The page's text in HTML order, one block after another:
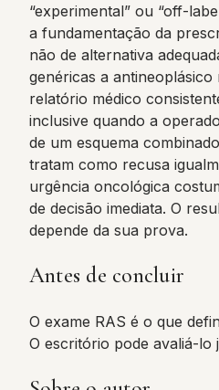
“experimental” ou “off-
a fundamentação da
não de alternativa
genéricas a antineoplásico
relatório médico
inclusive quando a
de um esquema
tratam como recusa
urgência oncológica
de decisão imediata. O
depende da sua prova.
Antes de concluir
O exame RAS é o que
O escritório pode avaliá-lo